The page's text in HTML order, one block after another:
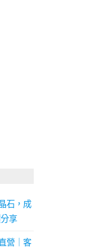
石，成
享
營｜客